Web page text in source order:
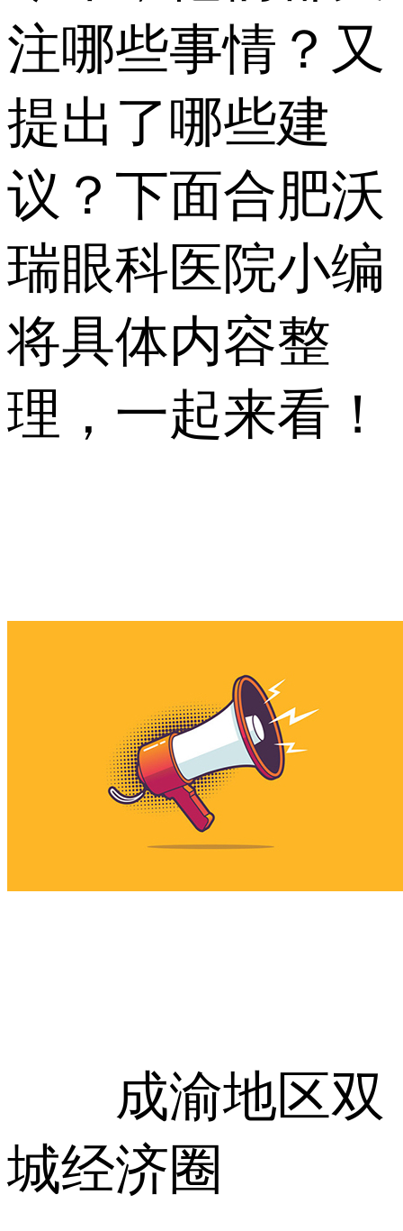
注哪些事情？又
提出了哪些建
议？下面合肥沃
瑞眼科医院小编
将具体内容整
理，一起来看！
成渝地区双
城经济圈